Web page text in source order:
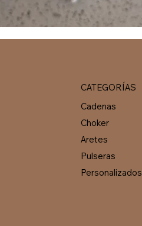
CATEGORÍAS
Cadenas
Choker
Aretes
Pulseras
Personalizados